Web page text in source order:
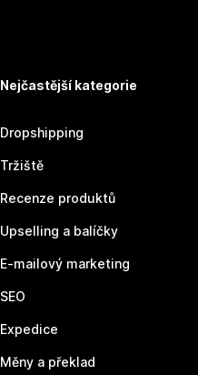
Nejčastější kategorie
Dropshipping
Tržiště
Recenze produktů
Upselling a balíčky
E-mailový marketing
SEO
Expedice
Měny a překlad